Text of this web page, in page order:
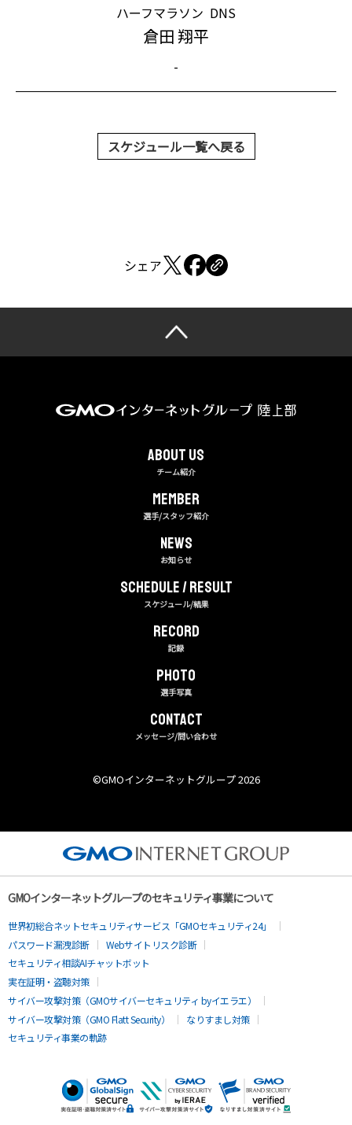
ハーフマラソン DNS
倉田 翔平
-
スケジュール一覧へ戻る
シェア
About us
チーム紹介
MEMBER
選手/スタッフ紹介
NEWS
お知らせ
Schedule / Result
スケジュール/結果
RECORD
記録
PHOTO
選手写真
CONTACT
メッセージ/問い合わせ
©︎GMOインターネットグループ 2026
GMOインターネットグループのセキュリティ事業について
世界初総合ネットセキュリティサービス「GMOセキュリティ24」
パスワード漏洩診断
Webサイトリスク診断
セキュリティ相談AIチャットボット
実在証明・盗聴対策
サイバー攻撃対策（GMOサイバーセキュリティ byイエラエ）
サイバー攻撃対策（GMO Flatt Security）
なりすまし対策
セキュリティ事業の軌跡